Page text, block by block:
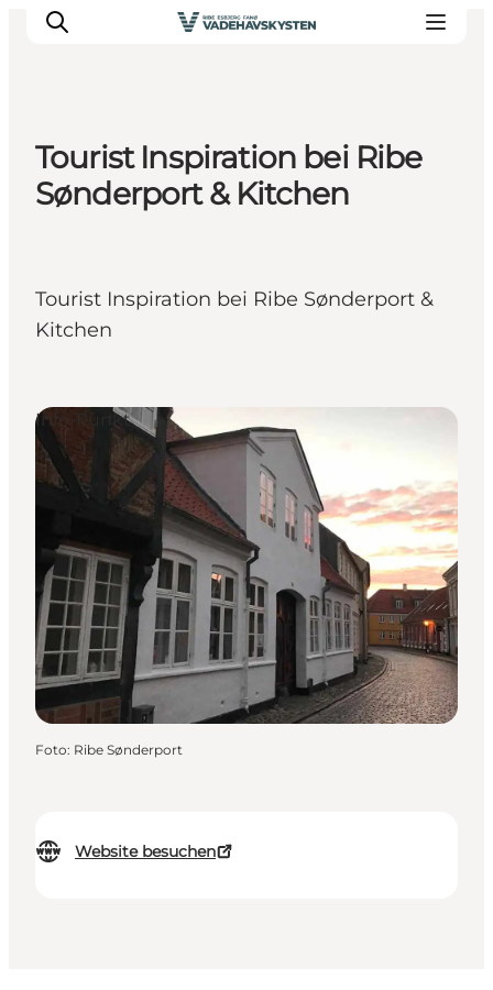
Ribe
Wattenmeer
Essen und Schlafen
Tourist Inspiration bei Ribe
Sønderport & Kitchen
Tourist Inspiration bei Ribe Sønderport &
Kitchen
Website besuchen
Info-Punkt
Foto: Ribe Sønderport